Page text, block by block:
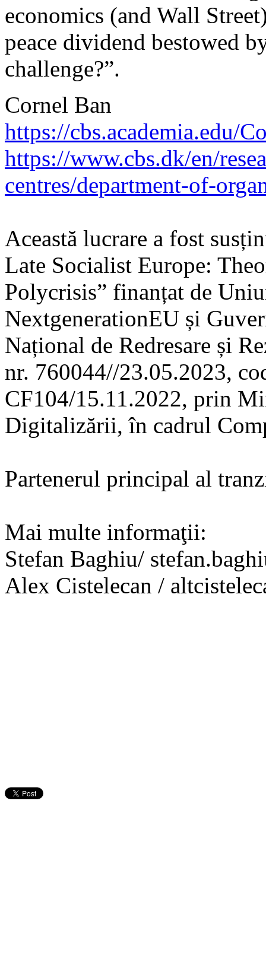
economics (and Wall
peace dividend bestowed
challenge?”.
Cornel Ban
https://cbs.academia.edu/
https://www.cbs.dk/en/
centres/department-of-
Această lucrare a fost
Late Socialist Europe:
Polycrisis” finanțat de
NextgenerationEU și
Național de Redresare și
nr. 760044//23.05.2023,
CF104/15.11.2022, prin
Digitalizării, în cadrul
Partenerul principal al
Mai multe informaţii:
Stefan Baghiu/
Alex Cistelecan /